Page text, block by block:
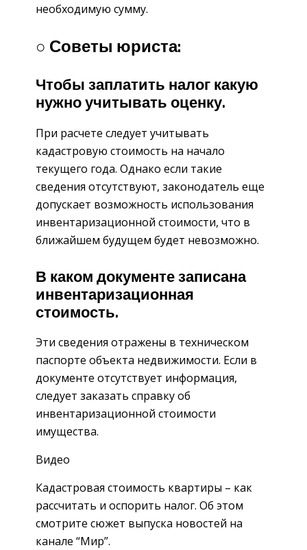
необходимую сумму.
○ Советы юриста:
Чтобы заплатить налог какую
нужно учитывать оценку.
При расчете следует учитывать
кадастровую стоимость на начало
текущего года. Однако если такие
сведения отсутствуют, законодатель еще
допускает возможность использования
инвентаризационной стоимости, что в
ближайшем будущем будет невозможно.
В каком документе записана
инвентаризационная
стоимость.
Эти сведения отражены в техническом
паспорте объекта недвижимости. Если в
документе отсутствует информация,
следует заказать справку об
инвентаризационной стоимости
имущества.
Видео
Кадастровая стоимость квартиры – как
рассчитать и оспорить налог. Об этом
смотрите сюжет выпуска новостей на
канале “Мир”.